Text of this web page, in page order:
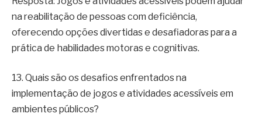
na reabilitação de pessoas com deficiência,
oferecendo opções divertidas e desafiadoras para a
prática de habilidades motoras e cognitivas.
13. Quais são os desafios enfrentados na
implementação de jogos e atividades acessíveis em
ambientes públicos?